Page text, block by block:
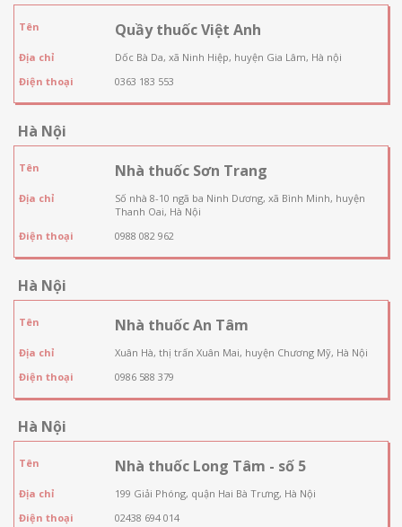
Tên Quầy thuốc Việt Anh
Địa chỉ
Dốc Bà Da, xã Ninh Hiệp, huyện Gia Lâm, Hà nội
Điện thoại
0363 183 553
Hà Nội
Tên Nhà thuốc Sơn Trang
Địa chỉ
Số nhà 8-10 ngã ba Ninh Dương, xã Bình Minh, huyện
Thanh Oai, Hà Nội
Điện thoại
0988 082 962
Hà Nội
Tên Nhà thuốc An Tâm
Địa chỉ
Xuân Hà, thị trấn Xuân Mai, huyện Chương Mỹ, Hà Nội
Điện thoại
0986 588 379
Hà Nội
Tên Nhà thuốc Long Tâm - số 5
Địa chỉ
199 Giải Phóng, quận Hai Bà Trưng, Hà Nội
Điện thoại
02438 694 014